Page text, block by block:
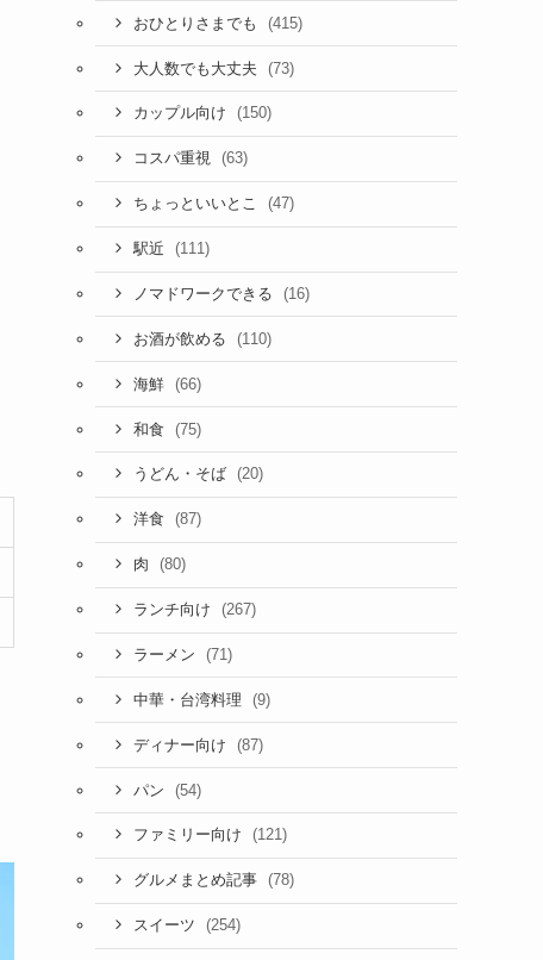
おひとりさまでも (415)
大人数でも大丈夫 (73)
カップル向け (150)
コスパ重視 (63)
ちょっといいとこ (47)
駅近 (111)
ノマドワークできる (16)
お酒が飲める (110)
海鮮 (66)
和食 (75)
うどん・そば (20)
洋食 (87)
肉 (80)
ランチ向け (267)
ラーメン (71)
中華・台湾料理 (9)
ディナー向け (87)
パン (54)
ファミリー向け (121)
グルメまとめ記事 (78)
スイーツ (254)